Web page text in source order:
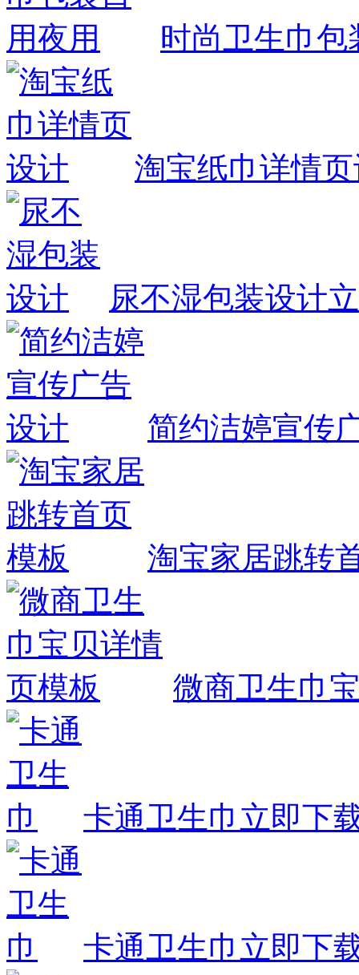
时尚卫生巾包
淘宝纸巾详情
尿不湿包装设计
简约洁婷宣传
淘宝家居跳转
微商卫生巾
卡通卫生巾 立即下
卡通卫生巾 立即下